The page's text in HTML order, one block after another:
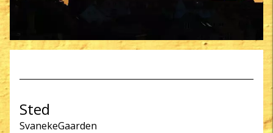
Sted
SvanekeGaarden